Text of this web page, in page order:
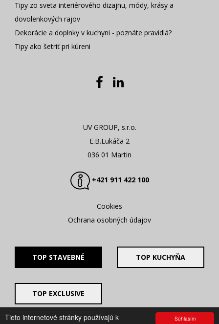
Súhlasím
Tieto internetové stránky používajú k
Tipy zo sveta interiérového dizajnu, módy, krásy a
dovolenkových rajov
Dekorácie a doplnky v kuchyni - poznáte pravidlá?
Tipy ako šetriť pri kúreni
UV GROUP, s.r.o.
E.B.Lukáča 2
036 01 Martin
+421 911 422 100
Cookies
Ochrana osobných údajov
TOP STAVEBNÉ TOP KUCHYŇA
TOP EXCLUSIVE